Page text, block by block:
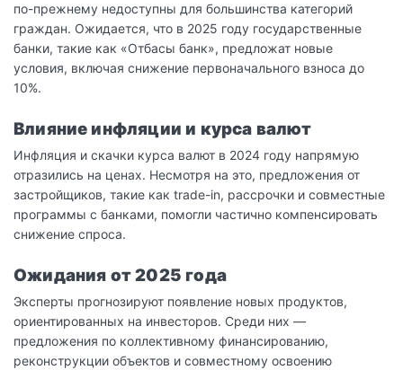
по-прежнему недоступны для большинства категорий
граждан. Ожидается, что в 2025 году государственные
банки, такие как «Отбасы банк», предложат новые
условия, включая снижение первоначального взноса до
10%.
Влияние инфляции и курса валют
Инфляция и скачки курса валют в 2024 году напрямую
отразились на ценах. Несмотря на это, предложения от
застройщиков, такие как trade-in, рассрочки и совместные
программы с банками, помогли частично компенсировать
снижение спроса.
Ожидания от 2025 года
Эксперты прогнозируют появление новых продуктов,
ориентированных на инвесторов. Среди них —
предложения по коллективному финансированию,
реконструкции объектов и совместному освоению